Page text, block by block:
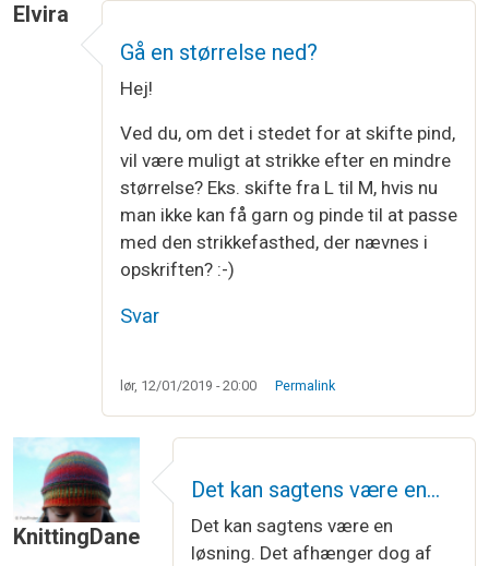
Elvira
Gå en størrelse ned?
Hej!
Ved du, om det i stedet for at skifte pind,
vil være muligt at strikke efter en mindre
størrelse? Eks. skifte fra L til M, hvis nu
man ikke kan få garn og pinde til at passe
med den strikkefasthed, der nævnes i
opskriften? :-)
Svar
lør, 12/01/2019 - 20:00 Permalink
KnittingDane
Det kan sagtens være en…
Det kan sagtens være en
løsning. Det afhænger dog af